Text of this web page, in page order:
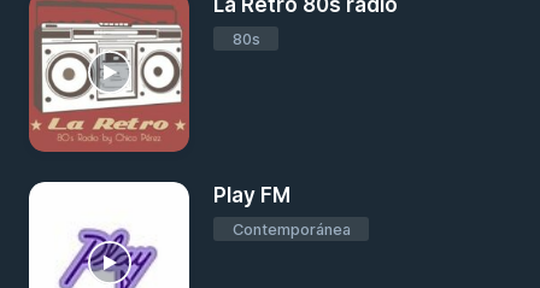
La Retro 80s radio
80s
Play FM
Contemporánea